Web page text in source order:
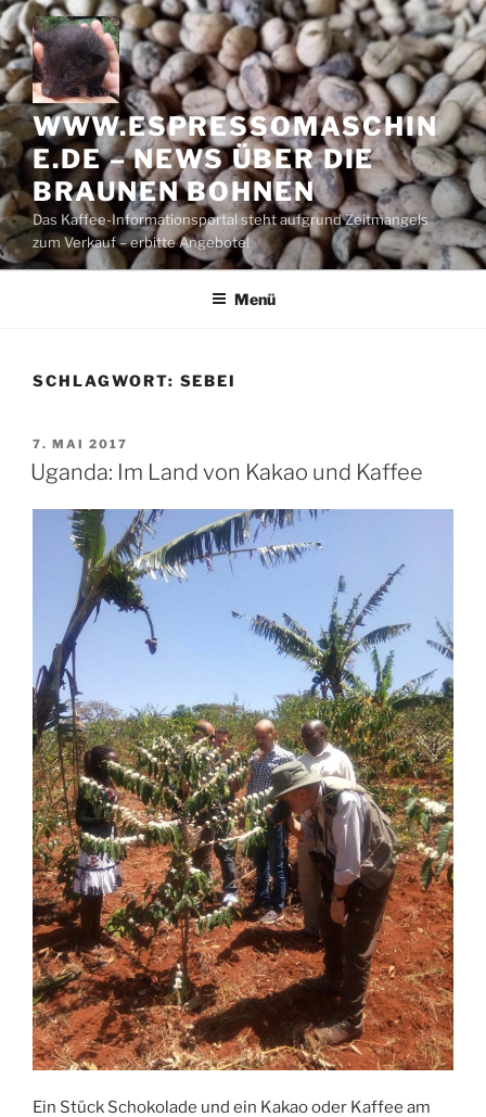
Zum
Inhalt
springen
WWW.ESPRESSOMASCHIN
E.DE – NEWS ÜBER DIE
BRAUNEN BOHNEN
Das Kaffee-Informationsportal steht aufgrund Zeitmangels
zum Verkauf – erbitte Angebote!
Menü
SCHLAGWORT: SEBEI
VERÖFFENTLICHT
AM
7. MAI 2017
Uganda: Im Land von Kakao und Kaffee
Ein Stück Schokolade und ein Kakao oder Kaffee am